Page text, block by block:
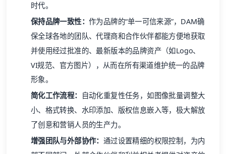
时代。
保持品牌一致性： 作为品牌的“单一可信来源”，DAM确
保全球各地的团队、代理商和合作伙伴都能方便地获取
并使用经过批准的、最新版本的品牌资产（如Logo、
VI规范、官方图片），从而在所有渠道维护统一的品牌
形象。
简化工作流程： 自动化重复性任务，如图像批量调整大
小、格式转换、水印添加、版权信息嵌入等，极大解放
了创意和营销人员的生产力。
增强团队与外部协作： 通过设置精细的权限控制，为内